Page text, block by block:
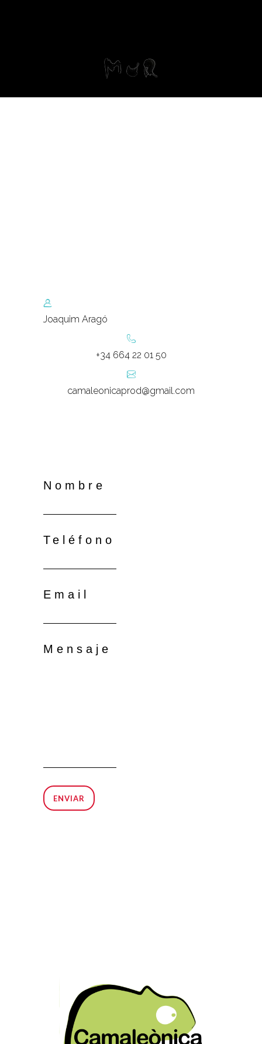
Joaquim Aragó
+34 664 22 01 50
camaleonicaprod@gmail.com
Nombre
Teléfono
Email
Mensaje